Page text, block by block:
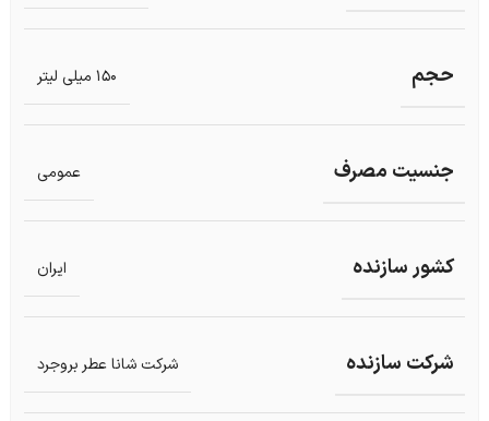
حجم 150 میلی لیتر
جنسیت مصرف عمومی
کشور سازنده ایران
شرکت سازنده شرکت شانا عطر بروجرد